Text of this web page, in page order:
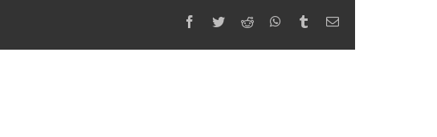
Facebook
TwitterReddit WhatsApp
TumblrEmail